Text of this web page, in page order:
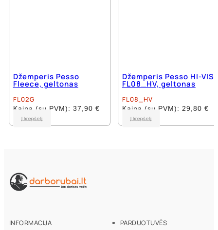
Džemperis Pesso
Fleece, geltonas
FL02G
Kaina (su PVM): 37,90 €
Į krepšelį
product
may
be
product
Džemperis Pesso HI-VIS
FL08_HV, geltonas
FL08_HV
Kaina (su PVM): 29,80 €
Į krepšelį
product
product
INFORMACIJA
PARDUOTUVĖS